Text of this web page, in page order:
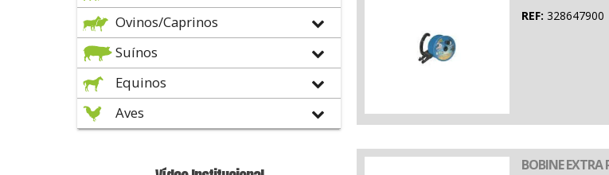
REF: 328647900
BOBINE EXTRA
Ovinos/Caprinos
Suínos
Equinos
Aves